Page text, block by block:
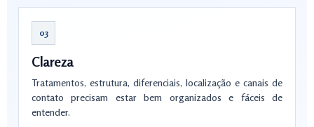
03
Clareza
Tratamentos, estrutura, diferenciais, localização e canais de
contato precisam estar bem organizados e fáceis de
entender.